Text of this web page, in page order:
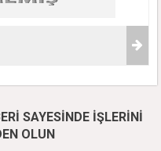
SAYESİNDE İŞLERİNİ
OLUN